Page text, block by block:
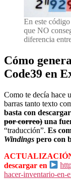
En este
que NO
diferencia
Cómo
Code39 en
Como te decía hace
barras tanto texto
basta con
por correo) una
“traducción”. Es
Windings pero con
descargar en
hacer-inventario-en-